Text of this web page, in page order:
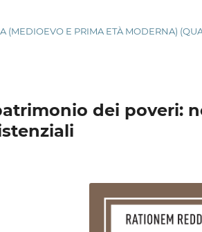
(MEDIOEVO E PRIMA ETÀ MODERNA)
dei poveri: